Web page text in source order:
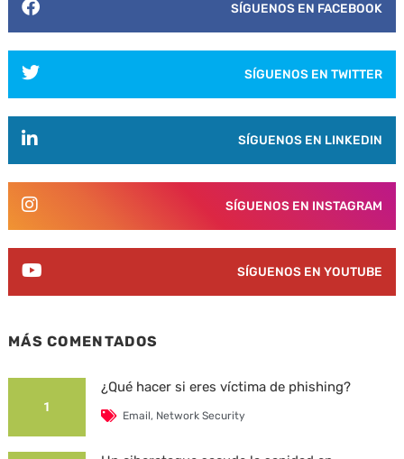
SÍGUENOS EN FACEBOOK
SÍGUENOS EN TWITTER
SÍGUENOS EN LINKEDIN
SÍGUENOS EN INSTAGRAM
SÍGUENOS EN YOUTUBE
MÁS COMENTADOS
1
¿Qué hacer si eres víctima de phishing?
Email, Network Security